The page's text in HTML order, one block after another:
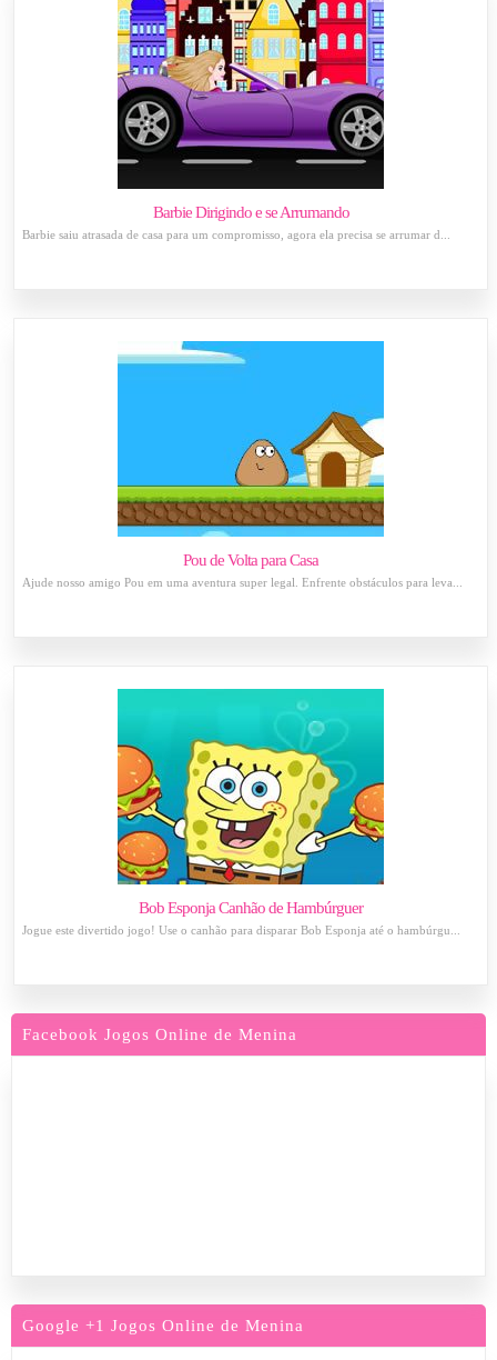
Barbie Dirigindo e se Arrumando
Barbie saiu atrasada de casa para um compromisso, agora ela precisa se arrumar d...
Pou de Volta para Casa
Ajude nosso amigo Pou em uma aventura super legal. Enfrente obstáculos para leva...
Bob Esponja Canhão de Hambúrguer
Jogue este divertido jogo! Use o canhão para disparar Bob Esponja até o hambúrgu...
Facebook Jogos Online de Menina
Google +1 Jogos Online de Menina